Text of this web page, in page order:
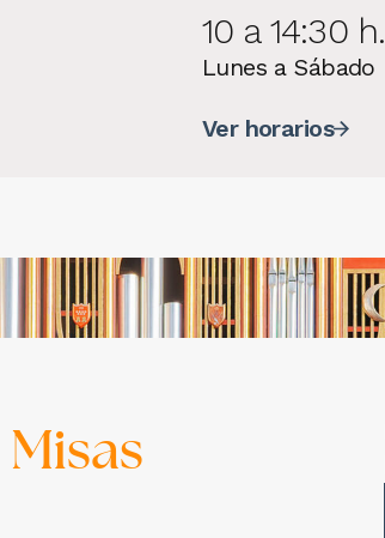
10 a 14:30 h.
Lunes a Sábado
Ver horarios
Misas